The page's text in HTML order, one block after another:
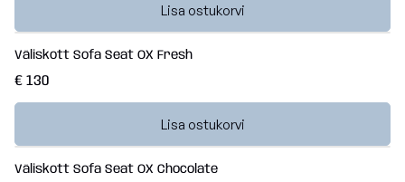
Lisa ostukorvi
Väliskott Sofa Seat OX Fresh
€ 130
Lisa ostukorvi
Väliskott Sofa Seat OX Chocolate